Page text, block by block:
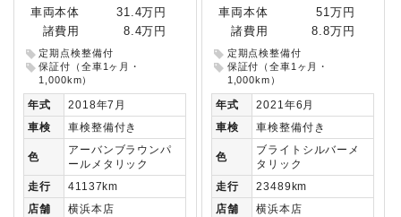
車両本体
31.4万円
諸費用
8.4万円
定期点検整備付
保証付（全車1ヶ月・
1,000km）
年式
2018年7月
車検
車検整備付き
色
アーバンブラウンパ
ールメタリック
走行
41137km
店舗
横浜本店
車両本体
51万円
諸費用
8.8万円
定期点検整備付
保証付（全車1ヶ月・
1,000km）
年式
2021年6月
車検
車検整備付き
色
ブライトシルバーメ
タリック
走行
23489km
店舗
横浜本店